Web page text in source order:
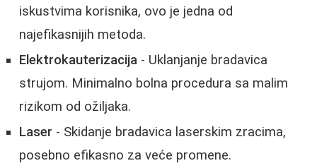
iskustvima korisnika, ovo je jedna od
najefikasnijih metoda.
Elektrokauterizacija - Uklanjanje bradavica
strujom. Minimalno bolna procedura sa malim
rizikom od ožiljaka.
Laser - Skidanje bradavica laserskim zracima,
posebno efikasno za veće promene.